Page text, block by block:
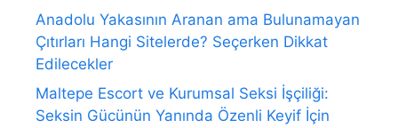
Anadolu Yakasının Aranan ama Bulunamayan
Çıtırları Hangi Sitelerde? Seçerken Dikkat
Edilecekler
Maltepe Escort ve Kurumsal Seksi İşçiliği:
Seksin Gücünün Yanında Özenli Keyif İçin